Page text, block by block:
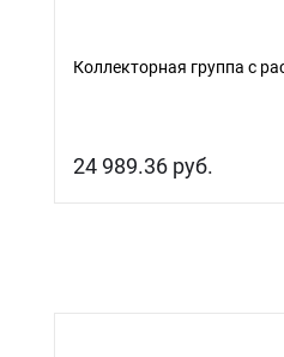
Коллекторная группа с
24 989.36 руб.